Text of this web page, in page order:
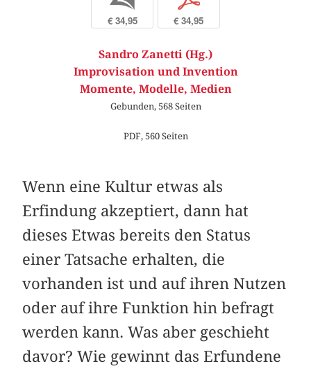
€ 34,95 € 34,95
Sandro Zanetti (Hg.)
Improvisation und Invention
Momente, Modelle, Medien
Gebunden, 568 Seiten
PDF, 560 Seiten
Wenn eine Kultur etwas als
Erfindung akzeptiert, dann hat
dieses Etwas bereits den Status
einer Tatsache erhalten, die
vorhanden ist und auf ihren Nutzen
oder auf ihre Funktion hin befragt
werden kann. Was aber geschieht
davor? Wie gewinnt das Erfundene